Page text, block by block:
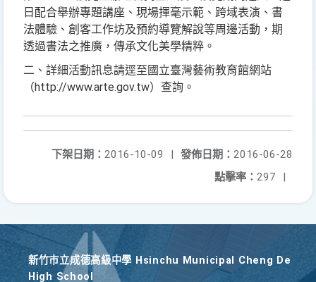
日配合舉辦專題講座、現場揮毫示範、跨域表演、書
法體驗、創客工作坊及預約導覽解說等周邊活動，期
透過書法之推廣，傳承文化美學精粹。
二、詳細活動訊息請逕至國立臺灣藝術教育館網站
（http://www.arte.gov.tw）查詢。
發佈日期： 2016-06-28
下架日期： 2016-10-09
|
點擊率： 297 |
新竹巿立成德高級中學 Hsinchu Municipal Cheng De
High School